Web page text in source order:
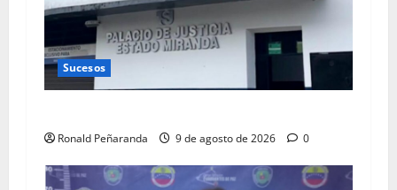
Sucesos
Ronald Peñaranda 9 de agosto de 2026 0